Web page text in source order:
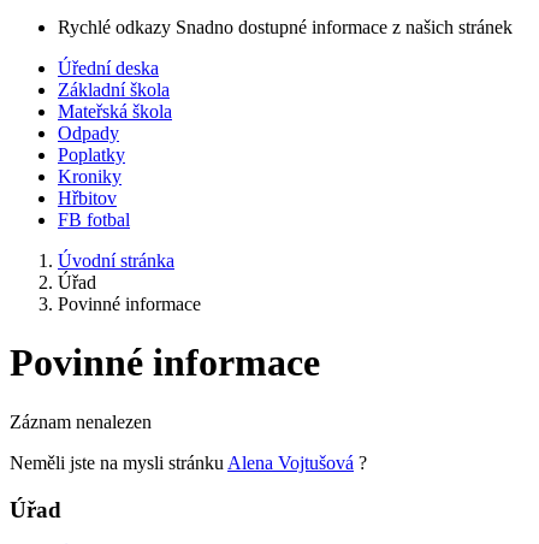
Rychlé odkazy Snadno dostupné informace z našich stránek
Úřední deska
Základní škola
Mateřská škola
Odpady
Poplatky
Kroniky
Hřbitov
FB fotbal
Úvodní stránka
Úřad
Povinné informace
Povinné informace
Záznam nenalezen
Neměli jste na mysli stránku Alena Vojtušová ?
Úřad